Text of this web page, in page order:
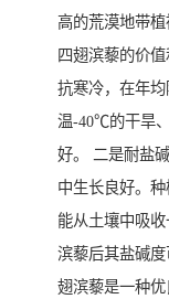
高的荒漠地带植
四翅滨藜的价
抗寒冷，在年
温-40℃的干旱
好。 二是耐盐
中生长良好。
能从土壤中吸
滨藜后其盐碱
翅滨藜是一种